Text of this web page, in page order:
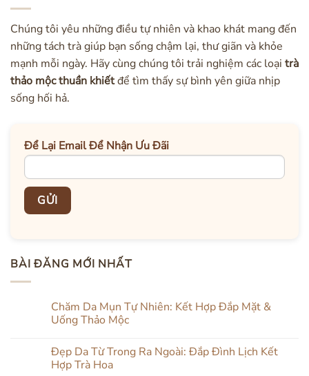
Chúng tôi yêu những điều tự nhiên và khao khát mang đến
những tách trà giúp bạn sống chậm lại, thư giãn và khỏe
mạnh mỗi ngày. Hãy cùng chúng tôi trải nghiệm các loại trà
thảo mộc thuần khiếtđể tìm thấy sự bình yên giữa nhịp
sống hối hả.
Để Lại Email Để Nhận Ưu Đãi
BÀI ĐĂNG MỚI NHẤT
Chăm Da Mụn Tự Nhiên: Kết Hợp Đắp Mặt &
Uống Thảo Mộc
bình
luận
ở
Đẹp Da Từ Trong Ra Ngoài: Đắp Đình Lịch Kết
Hợp Trà Hoa